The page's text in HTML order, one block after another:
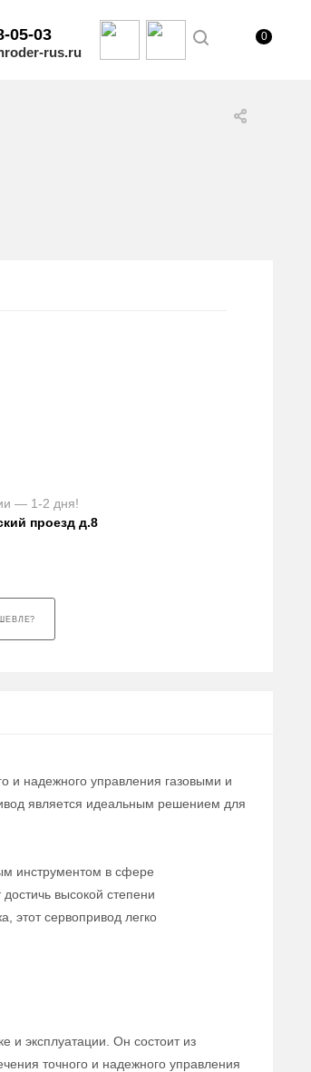
05-03
rus.ru
0
— 1-2 дня!
проезд д.8
и надежного управления газовыми и
является идеальным решением для
инструментом в сфере
высокой степени
этот сервопривод легко
и эксплуатации. Он состоит из
точного и надежного управления